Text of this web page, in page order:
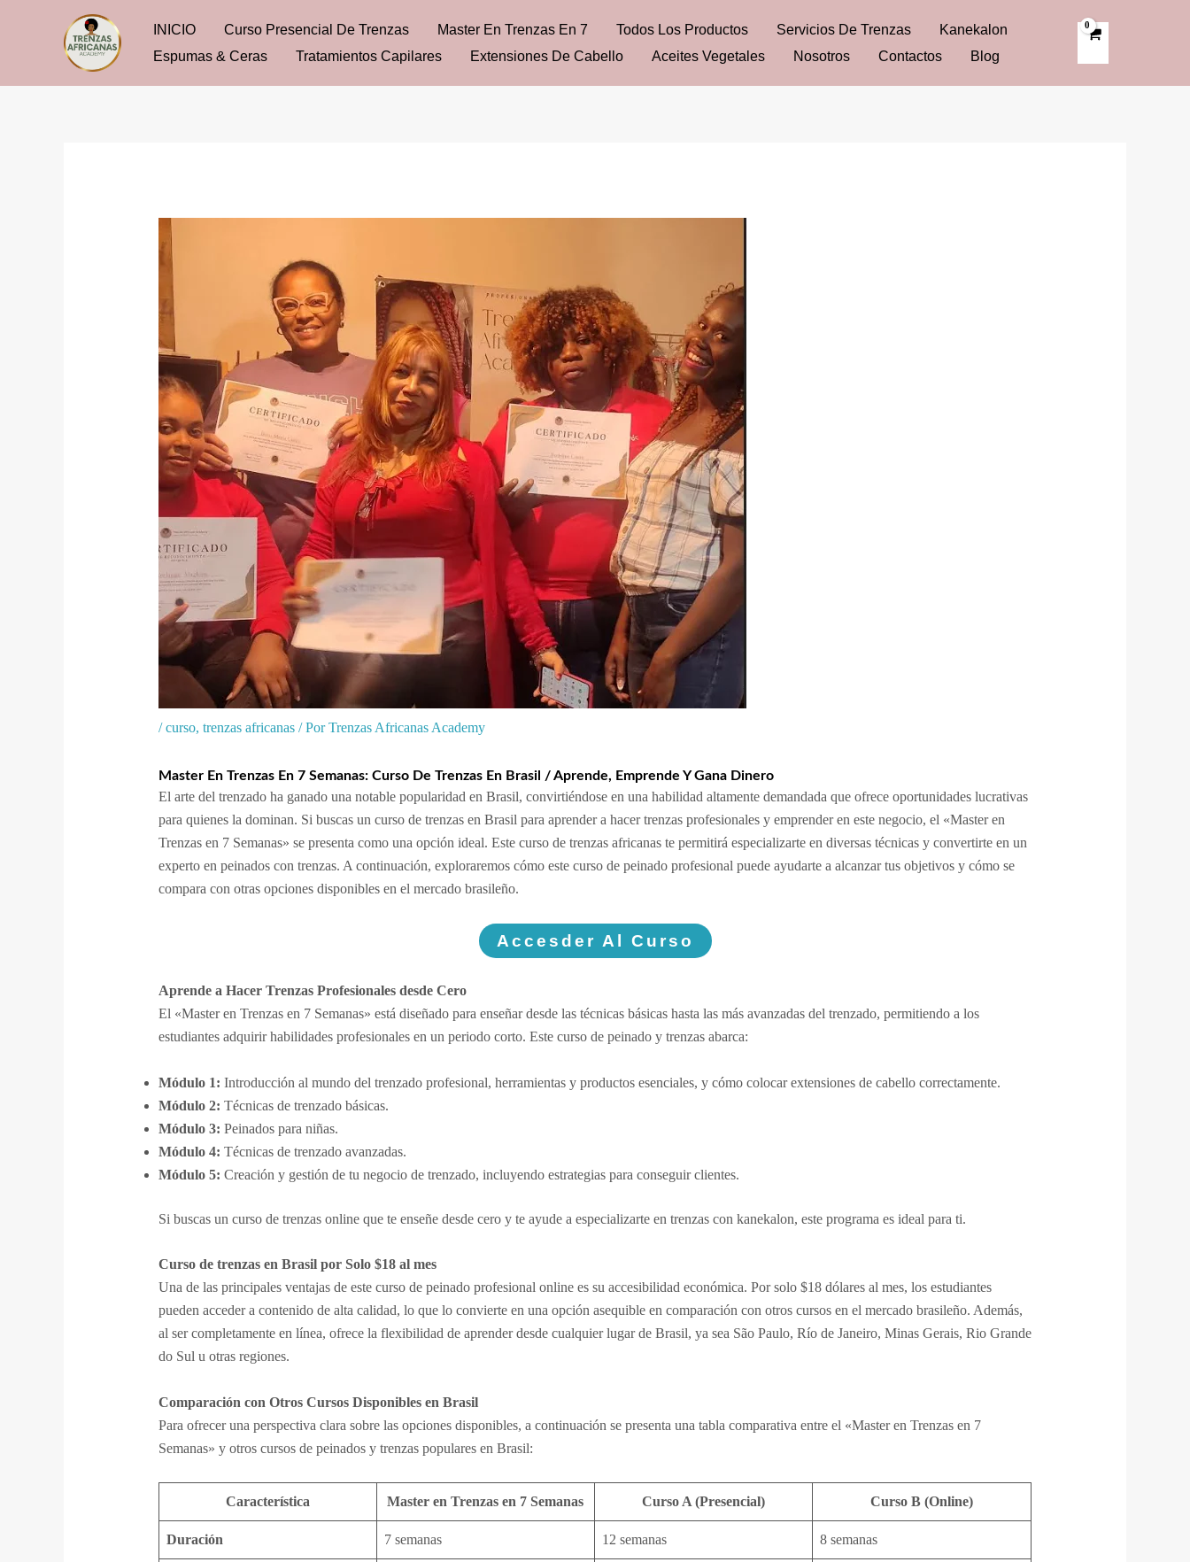
INICIO Curso Presencial De Trenzas Master En Trenzas En 7 Todos Los Productos Servicios De Trenzas
Kanekalon
Espumas & Ceras
Tratamientos Capilares Extensiones De Cabello Aceites Vegetales Nosotros Contactos Blog
/curso, trenzas africanas/ PorTrenzas Africanas Academy
Master En Trenzas En 7 Semanas: Curso De Trenzas En Brasil / Aprende, Emprende Y Gana Dinero
El arte del trenzado ha ganado una notable popularidad en Brasil, convirtiéndose en una habilidad altamente demandada que ofrece oportunidades lucrativas
para quienes la dominan. Si buscas un curso de trenzas en Brasil para aprender a hacer trenzas profesionales y emprender en este negocio, el «Master en
Trenzas en 7 Semanas» se presenta como una opción ideal. Este curso de trenzas africanas te permitirá especializarte en diversas técnicas y convertirte en un
experto en peinados con trenzas. A continuación, exploraremos cómo este curso de peinado profesional puede ayudarte a alcanzar tus objetivos y cómo se
compara con otras opciones disponibles en el mercado brasileño.
Accesder Al Curso
Aprende a Hacer Trenzas Profesionales desde Cero
El «Master en Trenzas en 7 Semanas» está diseñado para enseñar desde las técnicas básicas hasta las más avanzadas del trenzado, permitiendo a los
estudiantes adquirir habilidades profesionales en un periodo corto. Este curso de peinado y trenzas abarca:
Módulo 1: Introducción al mundo del trenzado profesional, herramientas y productos esenciales, y cómo colocar extensiones de cabello correctamente.
Módulo 2: Técnicas de trenzado básicas.
Módulo 3: Peinados para niñas.
Módulo 4: Técnicas de trenzado avanzadas.
Módulo 5: Creación y gestión de tu negocio de trenzado, incluyendo estrategias para conseguir clientes.
Si buscas un curso de trenzas online que te enseñe desde cero y te ayude a especializarte en trenzas con kanekalon, este programa es ideal para ti.
Curso de trenzas en Brasil por Solo $18 al mes
Una de las principales ventajas de este curso de peinado profesional online es su accesibilidad económica. Por solo $18 dólares al mes, los estudiantes
pueden acceder a contenido de alta calidad, lo que lo convierte en una opción asequible en comparación con otros cursos en el mercado brasileño. Además,
al ser completamente en línea, ofrece la flexibilidad de aprender desde cualquier lugar de Brasil, ya sea São Paulo, Río de Janeiro, Minas Gerais, Rio Grande
do Sul u otras regiones.
Comparación con Otros Cursos Disponibles en Brasil
Para ofrecer una perspectiva clara sobre las opciones disponibles, a continuación se presenta una tabla comparativa entre el «Master en Trenzas en 7
Semanas» y otros cursos de peinados y trenzas populares en Brasil:
Característica Master en Trenzas en 7 Semanas Curso A (Presencial) Curso B (Online)
Duración 7 semanas 12 semanas 8 semanas